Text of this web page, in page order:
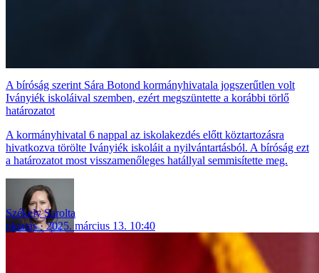
A bíróság szerint Sára Botond kormányhivatala jogszerűtlen volt
Iványiék iskoláival szemben, ezért megszüntette a korábbi törlő
határozatot
A kormányhivatal 6 nappal az iskolakezdés előtt köztartozásra
hivatkozva törölte Iványiék iskoláit a nyilvántartásból. A bíróság ezt
a határozatot most visszamenőleges hatállyal semmisítette meg.
Székely Sarolta
oktatás
2025. március 13. 10:40